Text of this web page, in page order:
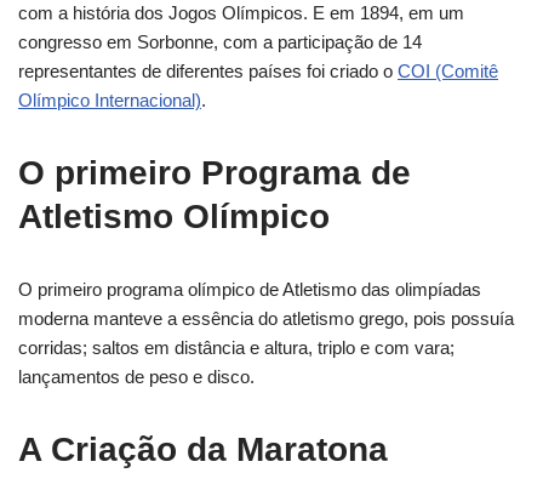
com a história dos Jogos Olímpicos. E em 1894, em um
congresso em Sorbonne, com a participação de 14
representantes de diferentes países foi criado o COI (Comitê
Olímpico Internacional).
O primeiro Programa de
Atletismo Olímpico
O primeiro programa olímpico de Atletismo das olimpíadas
moderna manteve a essência do atletismo grego, pois possuía
corridas; saltos em distância e altura, triplo e com vara;
lançamentos de peso e disco.
A Criação da Maratona